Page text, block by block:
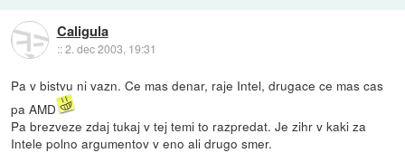
Caligula
::2. dec 2003, 19:31
Pa v bistvu ni vazn. Ce mas denar, raje Intel, drugace ce mas cas
pa AMD
Pa brezveze zdaj tukaj v tej temi to razpredat. Je zihr v kaki za
Intele polno argumentov v eno ali drugo smer.